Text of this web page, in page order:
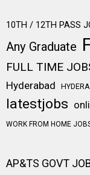
10TH / 12TH PASS
Any Graduate
FULL TIME
Hyderabad
latestjobs
WORK FROM HOME
AP&TS GOVT